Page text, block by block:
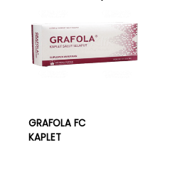
GRAFOLA FC
KAPLET